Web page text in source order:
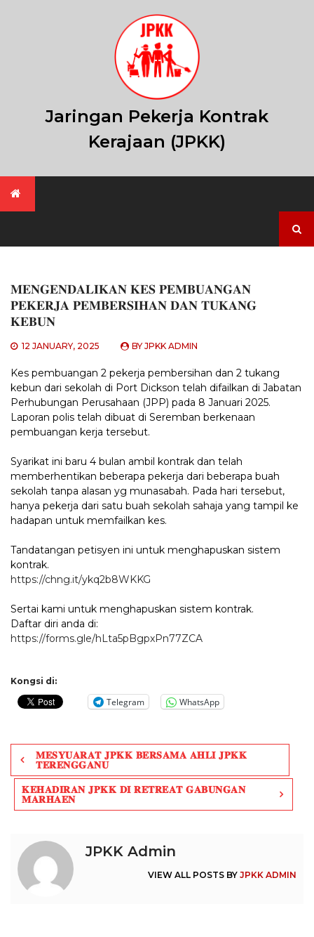
Jaringan Pekerja Kontrak
Kerajaan (JPKK)
for:
𝐌𝐄𝐍𝐆𝐄𝐍𝐃𝐀𝐋𝐈𝐊𝐀𝐍 𝐊𝐄𝐒 𝐏𝐄𝐌𝐁𝐔𝐀𝐍𝐆𝐀𝐍
𝐏𝐄𝐊𝐄𝐑𝐉𝐀 𝐏𝐄𝐌𝐁𝐄𝐑𝐒𝐈𝐇𝐀𝐍 𝐃𝐀𝐍 𝐓𝐔𝐊𝐀𝐍𝐆
𝐊𝐄𝐁𝐔𝐍
12 JANUARY, 2025 BYJPKK ADMIN
Kes pembuangan 2 pekerja pembersihan dan 2 tukang
kebun dari sekolah di Port Dickson telah difailkan di Jabatan
Perhubungan Perusahaan (JPP) pada 8 Januari 2025.
Laporan polis telah dibuat di Seremban berkenaan
pembuangan kerja tersebut.
Syarikat ini baru 4 bulan ambil kontrak dan telah
memberhentikan beberapa pekerja dari beberapa buah
sekolah tanpa alasan yg munasabah. Pada hari tersebut,
hanya pekerja dari satu buah sekolah sahaja yang tampil ke
hadapan untuk memfailkan kes.
Tandatangan petisyen ini untuk menghapuskan sistem
kontrak.
https://chng.it/ykq2b8WKKG
Sertai kami untuk menghapuskan sistem kontrak.
Daftar diri anda di:
https://forms.gle/hLta5pBgpxPn77ZCA
Kongsi di:
Telegram WhatsApp
Post
navigation
𝐌𝐄𝐒𝐘𝐔𝐀𝐑𝐀𝐓 𝐉𝐏𝐊𝐊 𝐁𝐄𝐑𝐒𝐀𝐌𝐀 𝐀𝐇𝐋𝐈 𝐉𝐏𝐊𝐊
𝐓𝐄𝐑𝐄𝐍𝐆𝐆𝐀𝐍𝐔
𝐊𝐄𝐇𝐀𝐃𝐈𝐑𝐀𝐍 𝐉𝐏𝐊𝐊 𝐃𝐈 𝐑𝐄𝐓𝐑𝐄𝐀𝐓 𝐆𝐀𝐁𝐔𝐍𝐆𝐀𝐍
𝐌𝐀𝐑𝐇𝐀𝐄𝐍
JPKK Admin
VIEW ALL POSTS BY JPKK ADMIN